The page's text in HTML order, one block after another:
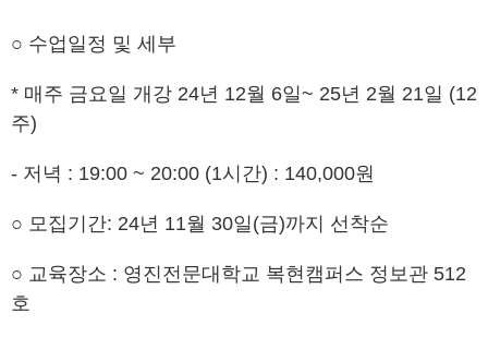
○ 수업일정 및 세부
* 매주 금요일 개강 24년 12월 6일~ 25년 2월 21일 (12
주)
- 저녁 : 19:00 ~ 20:00 (1시간) : 140,000원
○ 모집기간: 24년 11월 30일(금)까지 선착순
○ 교육장소 : 영진전문대학교 복현캠퍼스 정보관 512
호